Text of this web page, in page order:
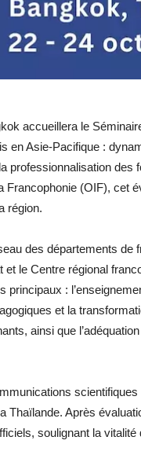
accueillera le
en Asie-Pacifique :
professionnalisation
Francophonie (OIF), cet
région.
des départements de
le Centre régional
principaux :
et la
ainsi que
Thaïlande. Après
soulignant la